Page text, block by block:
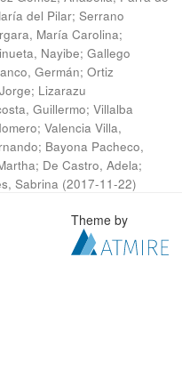
del Pilar; Serrano
María Carolina;
Nayibe; Gallego
Germán; Ortiz
; Lizarazu
Guillermo; Villalba
; Valencia Villa,
; Bayona Pacheco,
; De Castro, Adela;
Sabrina (2017-11-22)
Theme by